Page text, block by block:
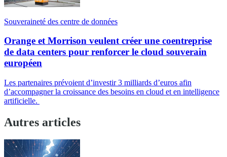
Souveraineté des centre de données
Orange et Morrison veulent créer une coentreprise
de data centers pour renforcer le cloud souverain
européen
Les partenaires prévoient d’investir 3 milliards d’euros afin
d’accompagner la croissance des besoins en cloud et en intelligence
artificielle.
Autres articles